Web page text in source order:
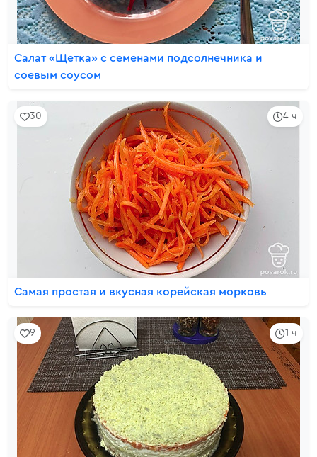
Салат «Щетка» с семенами подсолнечника и
соевым соусом
4 ч
30
Самая простая и вкусная корейская морковь
1 ч
9